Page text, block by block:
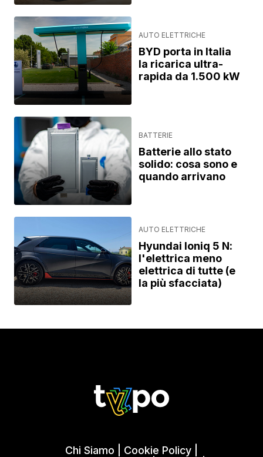
AUTO ELETTRICHE
BYD porta in Italia
la ricarica ultra-
rapida da 1.500 kW
BATTERIE
Batterie allo stato
solido: cosa sono e
quando arrivano
AUTO ELETTRICHE
Hyundai Ioniq 5 N:
l'elettrica meno
elettrica di tutte (e
la più sfacciata)
Chi Siamo Cookie Policy